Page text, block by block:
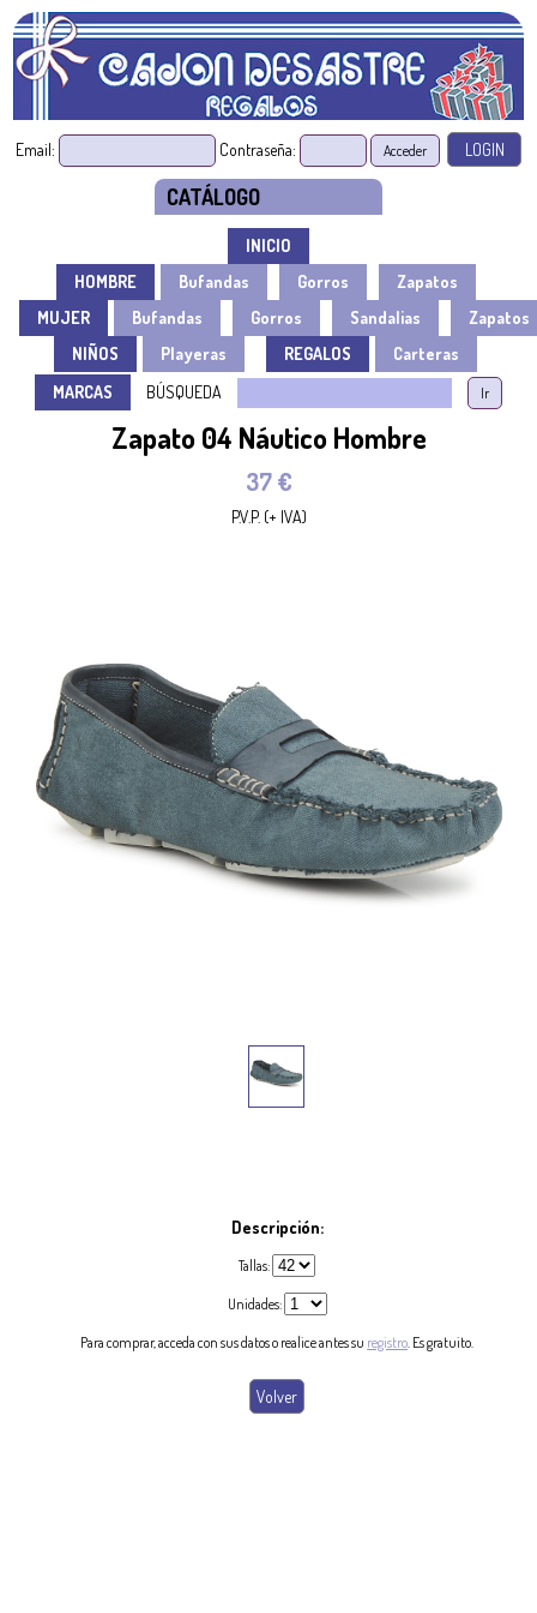
Email: Contraseña:
CATÁLOGO
INICIO
HOMBRE
Bufandas Gorros
Zapatos
MUJER
Bufandas Gorros Sandalias
Zapatos
NIÑOS
Playeras REGALOS
Carteras
MARCAS
BÚSQUEDA
Zapato 04 Náutico Hombre
37 €
P.V.P. (+ IVA)
Descripción:
Tallas:
Unidades:
Para comprar, acceda con sus datos o realice antes su registro. Es gratuito.